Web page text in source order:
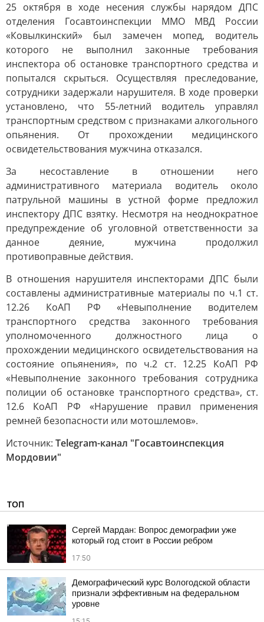
25 октября в ходе несения службы нарядом ДПС
отделения Госавтоинспекции ММО МВД России
«Ковылкинский» был замечен мопед, водитель
которого не выполнил законные требования
инспектора об остановке транспортного средства и
попытался скрыться. Осуществляя преследование,
сотрудники задержали нарушителя. В ходе проверки
установлено, что 55-летний водитель управлял
транспортным средством с признаками алкогольного
опьянения. От прохождении медицинского
освидетельствования мужчина отказался.
За несоставление в отношении него
административного материала водитель около
патрульной машины в устной форме предложил
инспектору ДПС взятку. Несмотря на неоднократное
предупреждение об уголовной ответственности за
данное деяние, мужчина продолжил
противоправные действия.
В отношения нарушителя инспекторами ДПС были
составлены административные материалы по ч.1 ст.
12.26 КоАП РФ «Невыполнение водителем
транспортного средства законного требования
уполномоченного должностного лица о
прохождении медицинского освидетельствования на
состояние опьянения», по ч.2 ст. 12.25 КоАП РФ
«Невыполнение законного требования сотрудника
полиции об остановке транспортного средства», ст.
12.6 КоАП РФ «Нарушение правил применения
ремней безопасности или мотошлемов».
Источник: Telegram-канал "Госавтоинспекция
Мордовии"
ТОП
Сергей Мардан: Вопрос демографии уже
который год стоит в России ребром
17:50
Демографический курс Вологодской области
признали эффективным на федеральном
уровне